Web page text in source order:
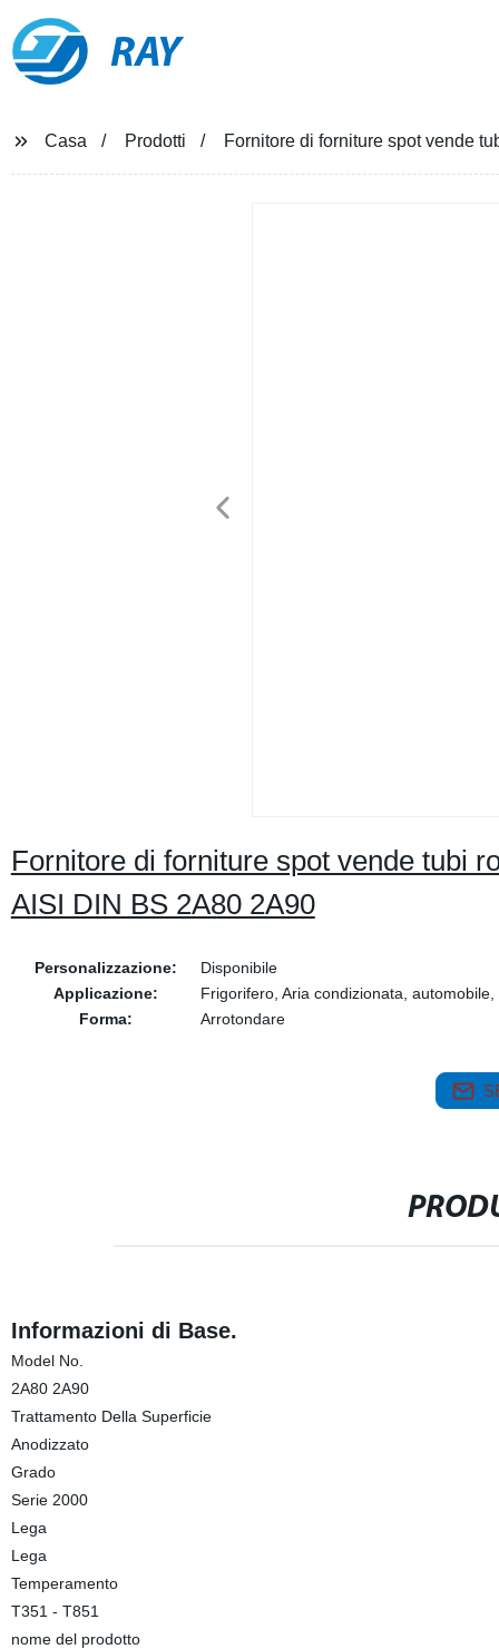
RAY
Casa Prodotti Fornitore di forniture spot vende
Fornitore di forniture spot vende tubi
AISI DIN BS 2A80 2A90
Personalizzazione:
Disponibile
Applicazione:
Frigorifero, Aria condizionata,
Forma:
Arrotondare
Informazioni di Base.
Model No.
2A80 2A90
Trattamento Della Superficie
Anodizzato
Grado
Serie 2000
Lega
Lega
Temperamento
T351 - T851
nome del prodotto